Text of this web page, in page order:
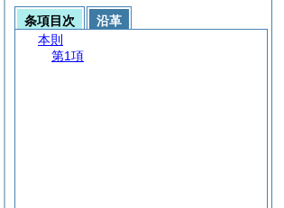
条項目次
沿革
本則
第1項